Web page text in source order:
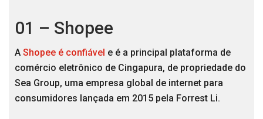
01 – Shopee
A Shopee é confiável e é a principal plataforma de
comércio eletrônico de Cingapura, de propriedade do
Sea Group, uma empresa global de internet para
consumidores lançada em 2015 pela Forrest Li.